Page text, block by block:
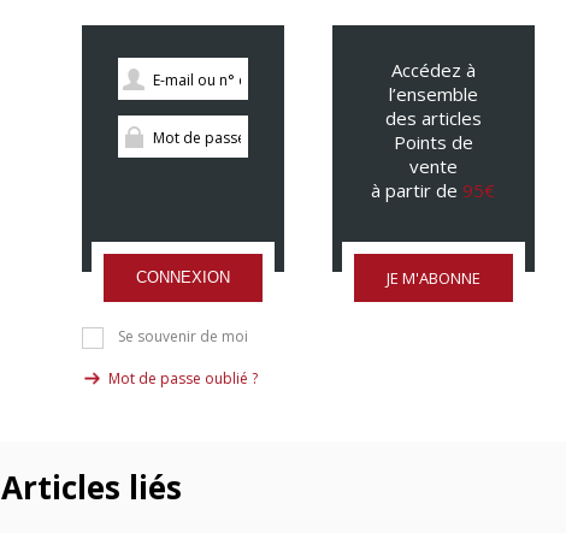
CONNEXION
Se souvenir de moi
Mot de passe oublié ?
Accédez à
l’ensemble
des articles
Points de
vente
à partir de 95€
JE M'ABONNE
Articles liés